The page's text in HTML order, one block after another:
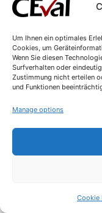
Um Ihnen ein optimales
Cookies, um
Wenn Sie diesen
Surfverhalten oder
Zustimmung nicht erteilen
und Funktionen
Manage options
Cookie
© All rights reserved -